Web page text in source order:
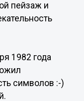
пейзаж и
1982 года
символов :-)